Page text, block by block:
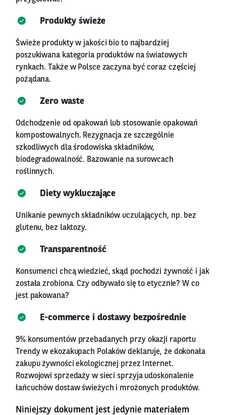
Produkty świeże
Świeże produkty w jakości bio to najbardziej
poszukiwana kategoria produktów na światowych
rynkach. Także w Polsce zaczyna być coraz częściej
pożądana.
Zero waste
Odchodzenie od opakowań lub stosowanie opakowań
kompostowalnych. Rezygnacja ze szczególnie
szkodliwych dla środowiska składników,
biodegradowalność. Bazowanie na surowcach
roślinnych.
Diety wykluczające
Unikanie pewnych składników uczulających, np. bez
glutenu, bez laktozy.
Transparentność
Konsumenci chcą wiedzieć, skąd pochodzi żywność i jak
została zrobiona. Czy odbywało się to etycznie? W co
jest pakowana?
E-commerce i dostawy bezpośrednie
9% konsumentów przebadanych przy okazji raportu
Trendy w ekozakupach Polaków deklaruje, że dokonała
zakupu żywności ekologicznej przez Internet.
Rozwojowi sprzedaży w sieci sprzyja udoskonalenie
łańcuchów dostaw świeżych i mrożonych produktów.
Niniejszy dokument jest jedynie materiałem